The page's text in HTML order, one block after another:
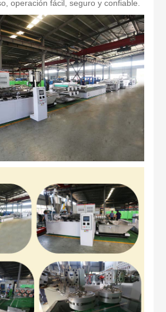
operación fácil, seguro y confiable.